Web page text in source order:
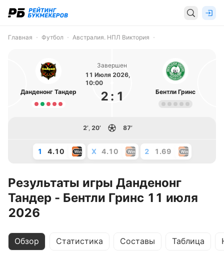
Главная Футбол Австралия. НПЛ Виктория
Данденонг Тандер
Завершен
11 Июля 2026,
10:00
2 : 1 Бентли Гринс
2’, 20’ 87’
1 4.10 X 4.10 2 1.69
Результаты игры Данденонг
Тандер - Бентли Гринс 11 июля
2026
Обзор Статистика Составы Таблица